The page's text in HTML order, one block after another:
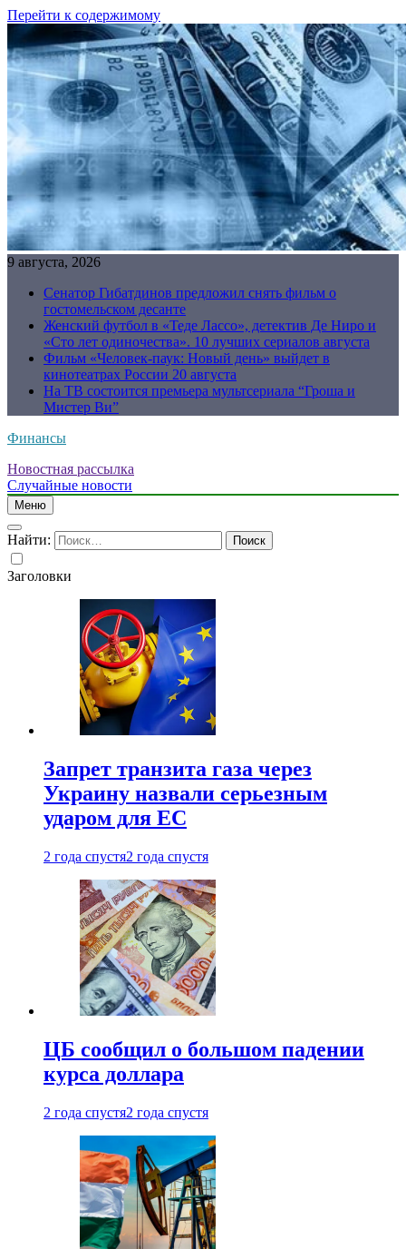
Перейти к содержимому
9 августа, 2026
Сенатор Гибатдинов предложил снять фильм о
гостомельском десанте
Женский футбол в «Теде Лассо», детектив Де Ниро и
«Сто лет одиночества». 10 лучших сериалов августа
Фильм «Человек-паук: Новый день» выйдет в
кинотеатрах России 20 августа
На ТВ состоится премьера мультсериала “Гроша и
Мистер Ви”
Финансы
Новостная рассылка
Случайные новости
Меню
Найти:
Заголовки
Запрет транзита газа через
Украину назвали серьезным
ударом для ЕС
2 года спустя2 года спустя
ЦБ сообщил о большом падении
курса доллара
2 года спустя2 года спустя